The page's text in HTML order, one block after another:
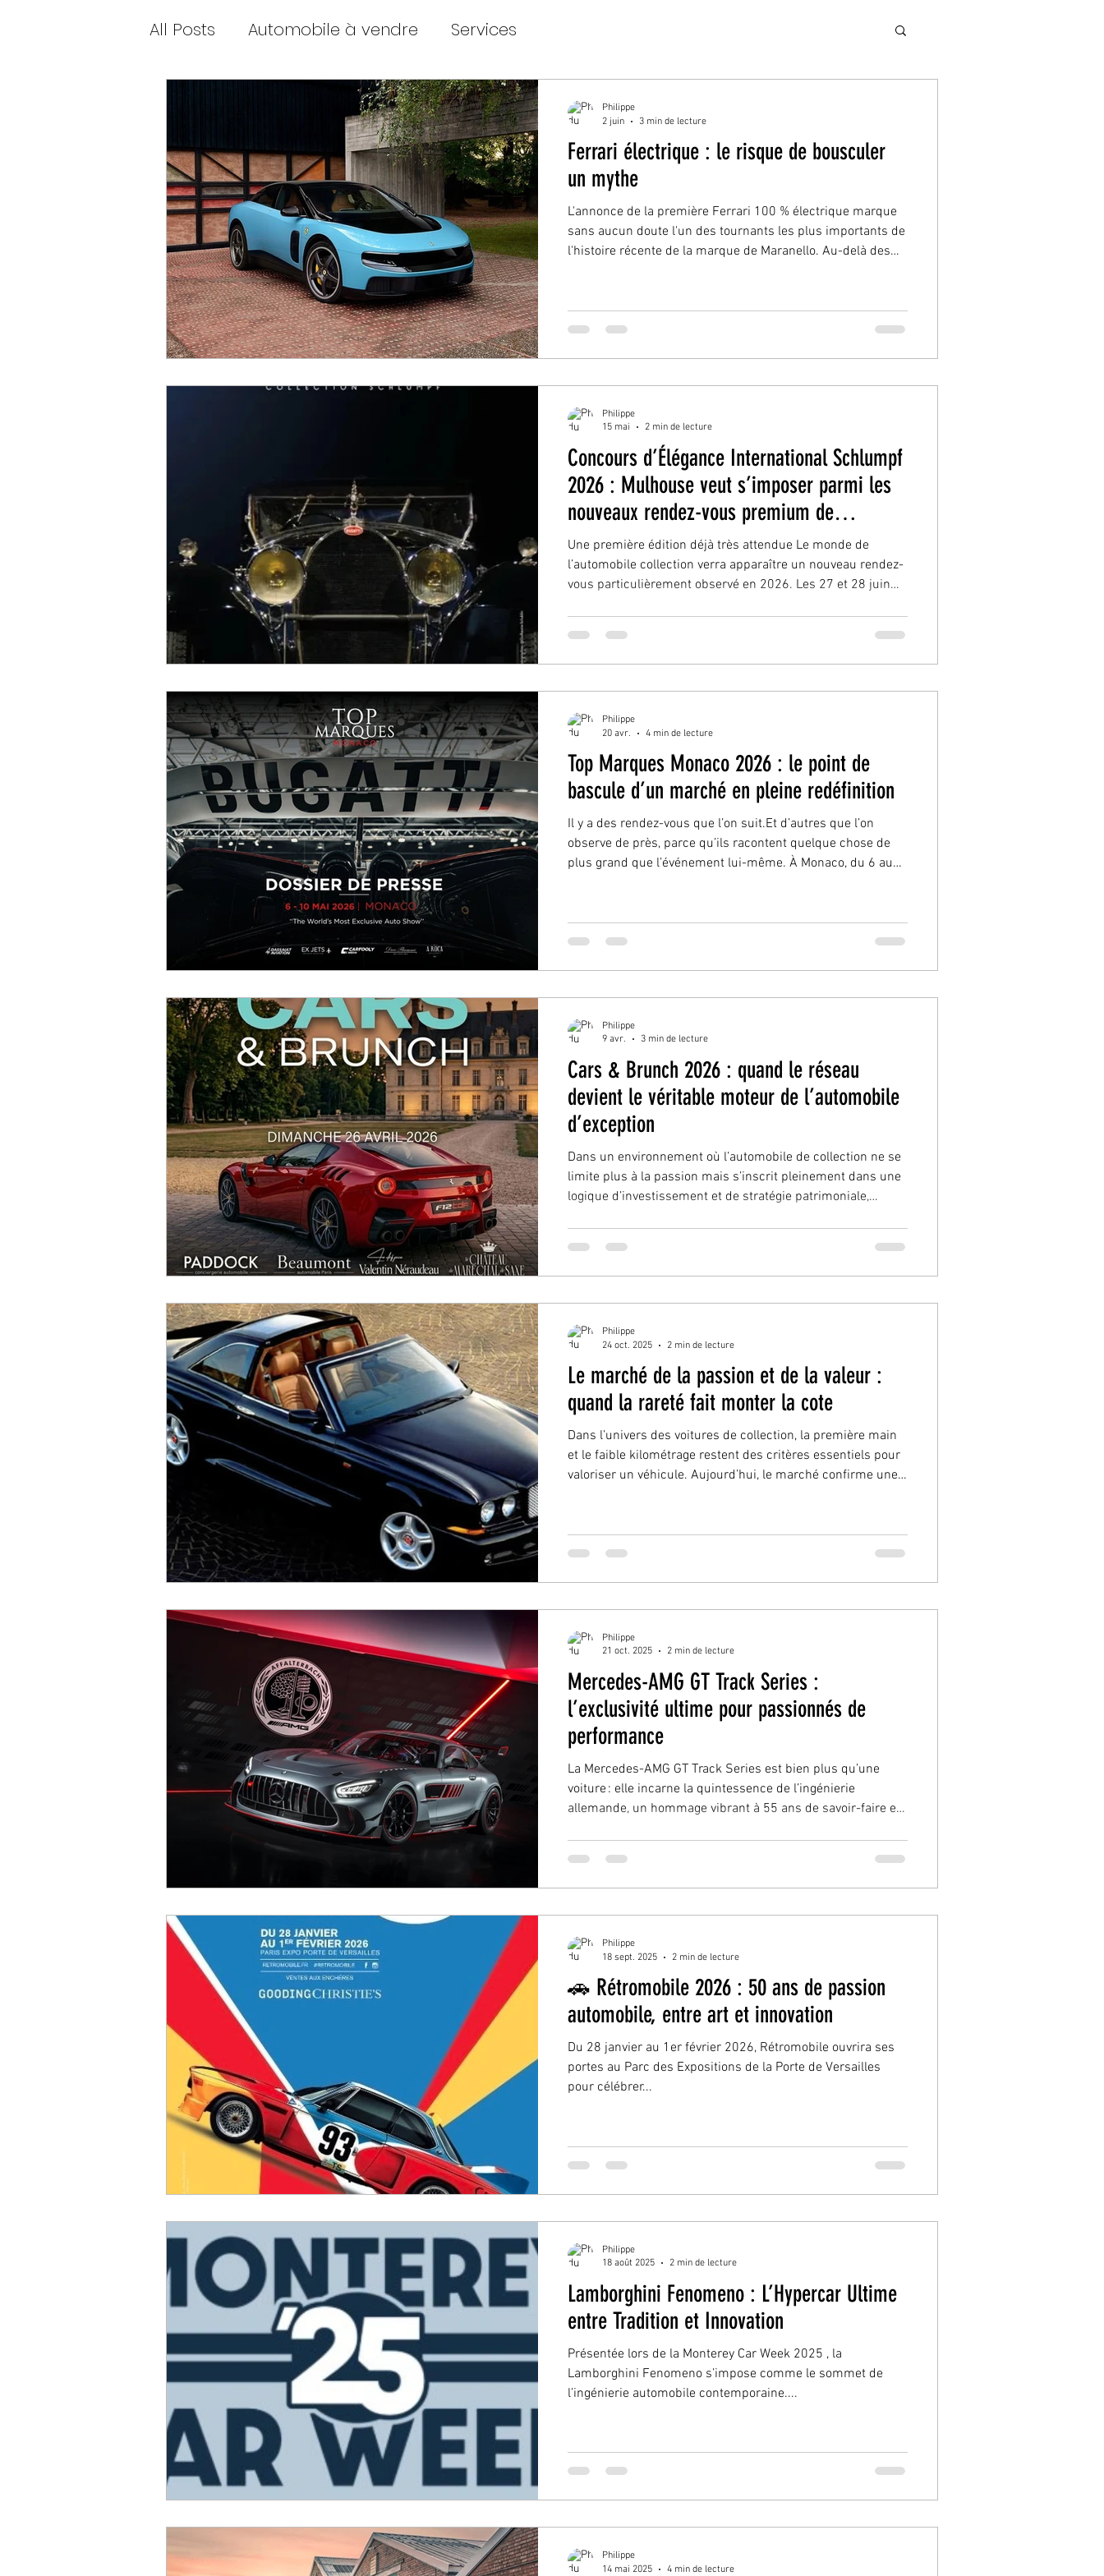
All Posts Automobile à vendre Services
Ferrari électrique : le risque de bousculer
un mythe
L'annonce de la première Ferrari 100 % électrique marque
sans aucun doute l'un des tournants les plus importants de
l'histoire récente de la marque de Maranello. Au-delà des
nombreuses réactions chez les investisseurs comme chez
les passionnés. Dans les heures qui ont suivi, le titre Ferrari
Philippe
2 juin
3 min de lecture
Concours d’Élégance International Schlumpf
2026 : Mulhouse veut s’imposer parmi les
nouveaux rendez-vous premium de
l’automobile collection
Une première édition déjà très attendue Le monde de
l’automobile collection verra apparaître un nouveau rendez-
vous particulièrement observé en 2026. Les 27 et 28 juin
d’Élégance International Schlumpf, un événement qui
affiche immédiatement une ambition internationale. Et
Philippe
15 mai
2 min de lecture
Top Marques Monaco 2026 : le point de
bascule d’un marché en pleine redéfinition
Il y a des rendez-vous que l’on suit.Et d’autres que l’on
observe de près, parce qu’ils racontent quelque chose de
plus grand que l’événement lui-même. À Monaco, du 6 au
stratégique du printemps pour comprendre où va
réellement le marché du luxe automobile . Ce qui se joue ici
Philippe
20 avr.
4 min de lecture
Cars & Brunch 2026 : quand le réseau
devient le véritable moteur de l’automobile
d’exception
Dans un environnement où l’automobile de collection ne se
limite plus à la passion mais s’inscrit pleinement dans une
logique d’investissement et de stratégie patrimoniale,
26 avril 2026 , en fait clairement partie. Un lieu à la hauteur
des ambitions C’est au Château du Maréchal de Saxe ,
Philippe
9 avr.
3 min de lecture
Le marché de la passion et de la valeur :
quand la rareté fait monter la cote
Dans l’univers des voitures de collection, la première main
et le faible kilométrage restent des critères essentiels pour
valoriser un véhicule. Aujourd’hui, le marché confirme une
attractivité auprès des collectionneurs et des investisseurs
avertis. 🏁 Bentley Continental SC Targa Avec seulement 20
Philippe
24 oct. 2025
2 min de lecture
Mercedes-AMG GT Track Series :
l’exclusivité ultime pour passionnés de
performance
La Mercedes-AMG GT Track Series est bien plus qu’une
voiture : elle incarne la quintessence de l’ingénierie
allemande, un hommage vibrant à 55 ans de savoir-faire et
édition limitée se distingue par son caractère radical, son
accessibilité exclusive et sa mission claire : délivrer une
Philippe
21 oct. 2025
2 min de lecture
🚗 Rétromobile 2026 : 50 ans de passion
automobile, entre art et innovation
Du 28 janvier au 1er février 2026, Rétromobile ouvrira ses
portes au Parc des Expositions de la Porte de Versailles
pour célébrer...
Philippe
18 sept. 2025
2 min de lecture
Lamborghini Fenomeno : L’Hypercar Ultime
entre Tradition et Innovation
Présentée lors de la Monterey Car Week 2025 , la
Lamborghini Fenomeno s’impose comme le sommet de
l’ingénierie automobile contemporaine....
Philippe
18 août 2025
2 min de lecture
Philippe
14 mai 2025
4 min de lecture